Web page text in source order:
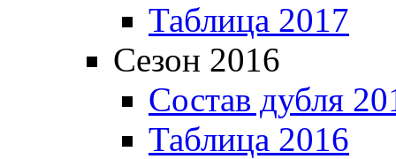
Таблица 2017
Сезон 2016
Состав дубля
Таблица 2016